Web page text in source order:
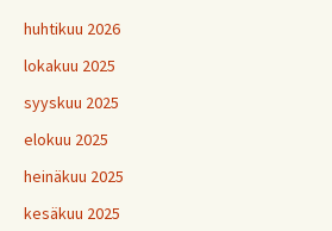
huhtikuu 2026
lokakuu 2025
syyskuu 2025
elokuu 2025
heinäkuu 2025
kesäkuu 2025